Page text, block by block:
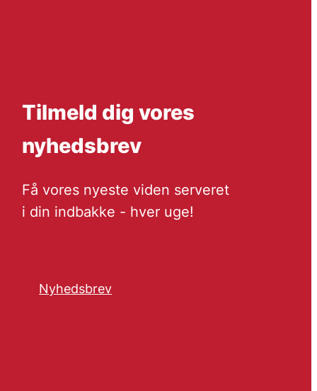
Tilmeld dig vores
nyhedsbrev
Få vores nyeste viden serveret
i din indbakke - hver uge!
Nyhedsbrev